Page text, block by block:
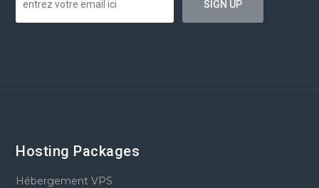
Hosting Packages
Hébergement VPS